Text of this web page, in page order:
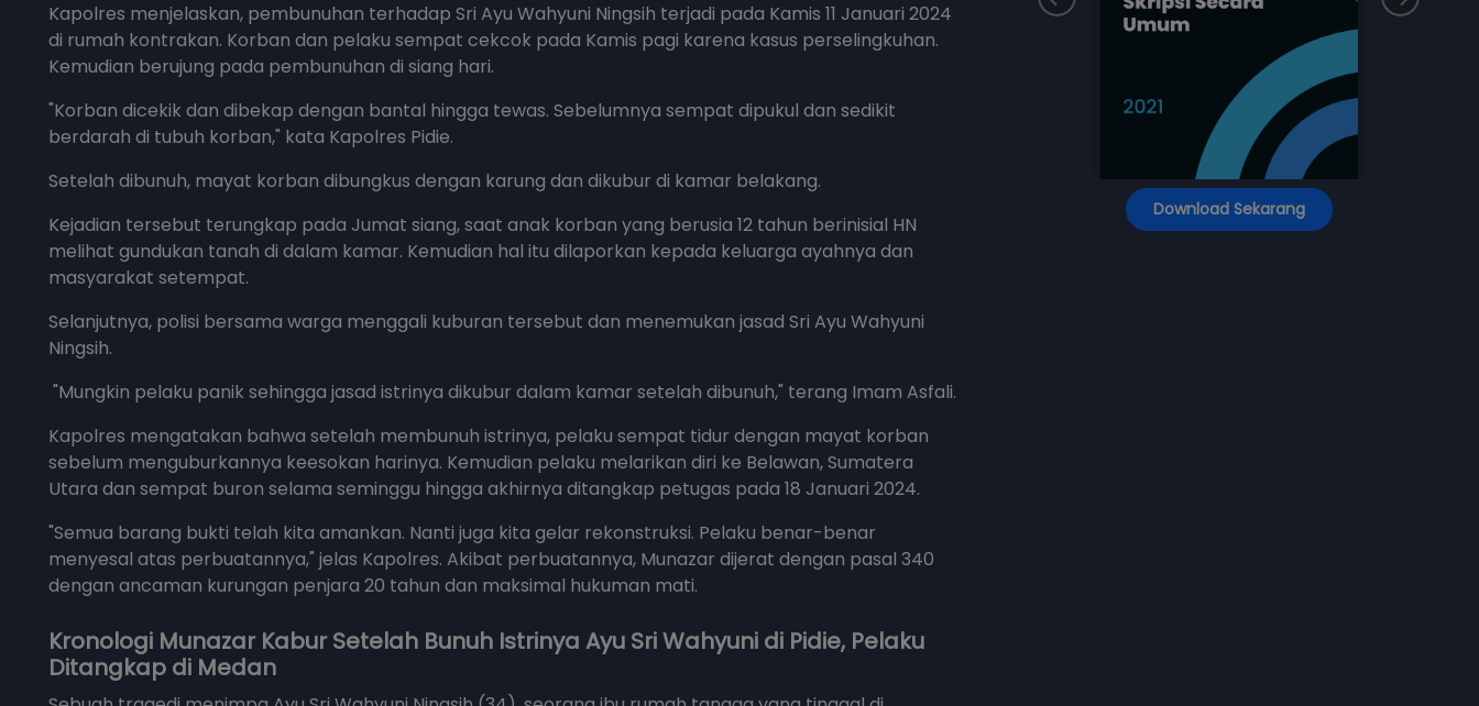
Kapolres menjelaskan, pembunuhan terhadap Sri Ayu Wahyuni Ningsih terjadi pada Kamis 11 Januari 2024
di rumah kontrakan. Korban dan pelaku sempat cekcok pada Kamis pagi karena kasus perselingkuhan.
Kemudian berujung pada pembunuhan di siang hari.
"Korban dicekik dan dibekap dengan bantal hingga tewas. Sebelumnya sempat dipukul dan sedikit
berdarah di tubuh korban," kata Kapolres Pidie.
Setelah dibunuh, mayat korban dibungkus dengan karung dan dikubur di kamar belakang.
Kejadian tersebut terungkap pada Jumat siang, saat anak korban yang berusia 12 tahun berinisial HN
melihat gundukan tanah di dalam kamar. Kemudian hal itu dilaporkan kepada keluarga ayahnya dan
masyarakat setempat.
Selanjutnya, polisi bersama warga menggali kuburan tersebut dan menemukan jasad Sri Ayu Wahyuni
Ningsih.
"Mungkin pelaku panik sehingga jasad istrinya dikubur dalam kamar setelah dibunuh," terang Imam Asfali.
Kapolres mengatakan bahwa setelah membunuh istrinya, pelaku sempat tidur dengan mayat korban
sebelum menguburkannya keesokan harinya. Kemudian pelaku melarikan diri ke Belawan, Sumatera
Utara dan sempat buron selama seminggu hingga akhirnya ditangkap petugas pada 18 Januari 2024.
"Semua barang bukti telah kita amankan. Nanti juga kita gelar rekonstruksi. Pelaku benar-benar
menyesal atas perbuatannya," jelas Kapolres. Akibat perbuatannya, Munazar dijerat dengan pasal 340
dengan ancaman kurungan penjara 20 tahun dan maksimal hukuman mati.
Kronologi Munazar Kabur Setelah Bunuh Istrinya Ayu Sri Wahyuni di Pidie, Pelaku
Ditangkap di Medan
Download Sekarang